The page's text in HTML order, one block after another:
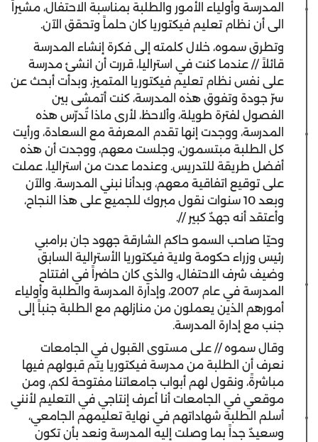
المدرسة وأولياء الأمور والطلبة بمناسبة الاحتفال، مشيراً
الى أن نظام تعليم فيكتوريا كان حلماً وتحقق الآن.
وتطرق سموه، خلال كلمته إلى فكرة إنشاء المدرسة
قائلاً // عندما كنت في استراليا، قررت أن انشئ مدرسة
على نفس نظام تعليم فيكتوريا المتميز، وبدأت أبحث عن
سرّ جودة وتفوق هذه المدرسة، كنت أتمشى بين
الفصول لفترة طويلة، وألاحظ، لأرى ماذا تُدرّس هذه
المدرسة، ووجدت إنها تقدم المعرفة مع السعادة، ورأيت
كل الطلبة مبتسمون، وجلست معهم، ووجدت أن هذه
أفضل طريقة للتدريس. وعندما عدت من استراليا، عملت
على توقيع اتفاقية معهم، وبدأنا نبني المدرسة. والآن
وبعد 10 سنوات نقول مبروك للجميع على هذا النجاح،
وأعتقد أنه جهدٌ كبير //.
وحيّا صاحب السمو حاكم الشارقة جهود جان برامبي
رئيس وزراء حكومة ولاية فيكتوريا الأسترالية السابق
وضيف شرف الاحتفال، والذي كان حاضراً في افتتاح
المدرسة في عام 2007، وإدارة المدرسة والطلبة وأولياء
أمورهم الذين يعملون من منازلهم مع الطلبة جنباً إلى
جنب مع إدارة المدرسة.
وقال سموه // على مستوى القبول في الجامعات
نعرف أن الطلبة من مدرسة فيكتوريا يتم قبولهم فيها
مباشرةً، ونقول لهم أبواب جامعاتنا مفتوحة لكم، ومن
موقعي في الجامعات أنا أعرف إنتاجي في التعليم لأنني
أسلم الطلبة شهاداتهم في نهاية تعليمهم الجامعي،
وسعيدٌ جداً بما وصلت إليه المدرسة ونعد بأن تكون